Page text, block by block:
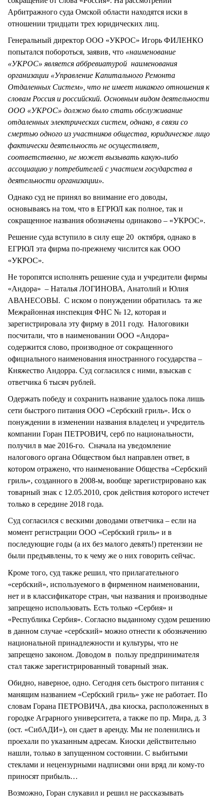
Арбитражного суда Омской области находятся иски в
отношении тридцати трех юридических лиц.
Генеральный директор ООО «УКРОС» Игорь ФИЛЕНКО
попытался побороться, заявив, что «наименование
«УКРОС» является аббревиатурой наименования
организации «Управление Капитального Ремонта
Отдаленных Систем», что не имеет никакого отношения к
словам Россия и российский. Основным видом деятельности
ООО «УКРОС» должно было стать обслуживание
отдаленных электрических систем, однако, в связи со
смертью одного из участников общества, юридическое лицо
фактически деятельность не осуществляет,
соответственно, не может вызывать какую-либо
ассоциацию у потребителей с участием государства в
деятельности организации».
Однако суд не принял во внимание его доводы,
основываясь на том, что в ЕГРЮЛ как полное, так и
сокращенное названия обозначены одинаково – «УКРОС».
Решение суда вступило в силу еще 20 октября, однако в
ЕГРЮЛ эта фирма по-прежнему числится как ООО
«УКРОС».
Не торопятся исполнять решение суда и учредители фирмы
«Андора» – Наталья ЛОГИНОВА, Анатолий и Юлия
АВАНЕСОВЫ. С иском о понуждении обратилась та же
Межрайонная инспекция ФНС № 12, которая и
зарегистрировала эту фирму в 2011 году. Налоговики
посчитали, что в наименовании ООО «Андора»
содержится слово, производное от сокращенного
официального наименования иностранного государства –
Княжество Андорра. Суд согласился с ними, взыскав с
ответчика 6 тысяч рублей.
Одержать победу и сохранить название удалось пока лишь
сети быстрого питания ООО «Сербский гриль». Иск о
понуждении в изменении названия владелец и учредитель
компании Горан ПЕТРОВИЧ, серб по национальности,
получил в мае 2016-го. Сначала на уведомление
налогового органа Обществом был направлен ответ, в
котором отражено, что наименование Общества «Сербский
гриль», созданного в 2008-м, вообще зарегистрировано как
товарный знак с 12.05.2010, срок действия которого истечет
только в середине 2018 года.
Суд согласился с вескими доводами ответчика – если на
момент регистрации ООО «Сербский гриль» и в
последующие годы (а их без малого девять!) претензии не
были предъявлены, то к чему же о них говорить сейчас.
Кроме того, суд также решил, что прилагательного
«сербский», используемого в фирменном наименовании,
нет и в классификаторе стран, чьи названия и производные
запрещено использовать. Есть только «Сербия» и
«Республика Сербия». Согласно выданному судом решению
в данном случае «сербский» можно отнести к обозначению
национальной принадлежности и культуры, что не
запрещено законом. Доводом в пользу предпринимателя
стал также зарегистрированный товарный знак.
Обидно, наверное, одно. Сегодня сеть быстрого питания с
манящим названием «Сербский гриль» уже не работает. По
словам Горана ПЕТРОВИЧА, два киоска, расположенных в
городке Аграрного университета, а также по пр. Мира, д. 3
(ост. «СибАДИ»), он сдает в аренду. Мы не поленились и
проехали по указанным адресам. Киоски действительно
нашли, только в запущенном состоянии. С выбитыми
стеклами и нецензурными надписями они вряд ли кому-то
приносят прибыль…
Возможно, Горан слукавил и решил не рассказывать